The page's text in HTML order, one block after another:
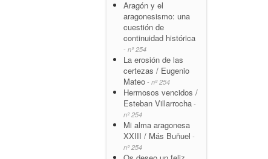
Aragón y el
aragonesismo: una
cuestión de
continuidad histórica
- nº 254
La erosión de las
certezas / Eugenio
Mateo - nº 254
Hermosos vencidos /
Esteban Villarrocha -
nº 254
Mi alma aragonesa
XXIII / Más Buñuel -
nº 254